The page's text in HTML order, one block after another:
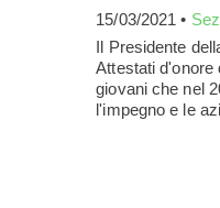
15/03/2021 •
Il Presidente
Attestati d'onore
giovani che nel
l'impegno e le